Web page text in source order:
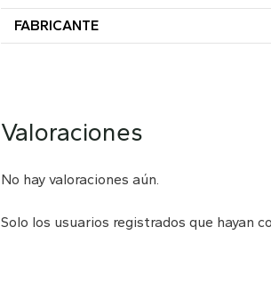
FABRICANTE
Valoraciones
No hay valoraciones aún.
Solo los usuarios registrados que hayan